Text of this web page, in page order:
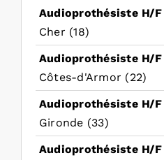
Audioprothésiste H/F
Cher (18)
Audioprothésiste H/F
Côtes-d'Armor (22)
Audioprothésiste H/F
Gironde (33)
Audioprothésiste H/F